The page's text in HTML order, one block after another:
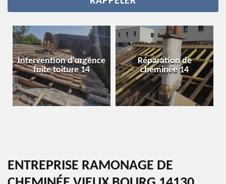
Intervention d'urgence
fuite toiture 14
Réparation de
cheminée 14
ENTREPRISE RAMONAGE DE